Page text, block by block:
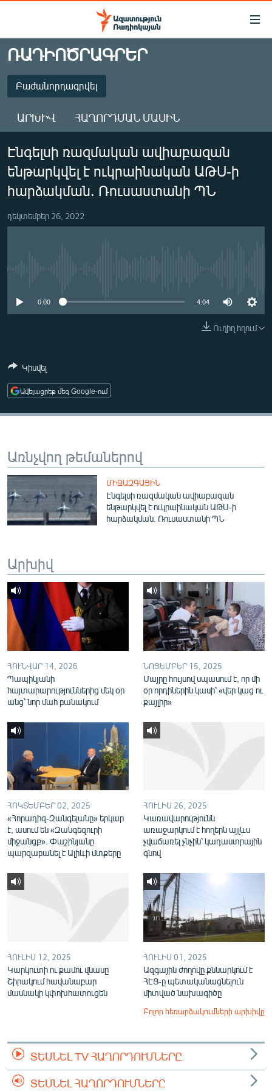
Մատչելիության
Անցնել
հիմնական
բովանդակությանը
Անցնել
մենյուին
Որոնում
ԱԶԱՏՈՒԹՅՈՒՆ TV
ՀԱՅԱՍՏԱՆ
ԸՆՏՐՈՒԹՅՈՒՆՆԵՐ 2026
ԻՐԱՎՈՒՆՔ
ՀԱՍԱՐԱԿՈՒԹՅՈՒՆ
ՏՆՏԵՍՈՒԹՅՈՒՆ
ՂԱՐԱԲԱՂ
ՄՇԱԿՈՒՅԹ
ՏՏ ԵՒ ԻՆՏԵՐՆԵՏ
ԿՈՐՈՆԱՎԻՐՈՒՍ
ԱՐԽԻՎ
ԲԱՆԱՎԵՃ
ՁԳՏԵԼՈՎ ԼԱՎԱԳՈՒՅՆԻՆ
ՓՈԴՔԱՍԹ
English
Русский
ՀԵՏԵՎԵՔ ՄԵԶ
«Ազատության» բոլոր կայքերը
ՌԱԴԻՈԾՐԱԳՐԵՐ
Բաժանորդագրվել
Բաժանորդագրվել
ԱՐԽԻՎ ՀԱՂՈՐԴՄԱՆ ՄԱՍԻՆ
Էնգելսի ռազմական ավիաբազան
ենթարկվել է ուկրաինական ԱԹՍ-ի
հարձակման. Ռուսաստանի ՊՆ
դեկտեմբեր 26, 2022
0:00 4:04
Ուղիղ հղում
Կիսվել
Ավելացրեք մեզ Google-ում
Առնչվող թեմաներով
ՄԻՋԱԶԳԱՅԻՆ
Էնգելսի ռազմական ավիաբազան
ենթարկվել է ուկրաինական ԱԹՍ-ի
հարձակման. Ռուսաստանի ՊՆ
Արխիվ
ՀՈՒՆՎԱՐ 14, 2026
Պապիկյանի
հայտարարություններից մեկ օր
անց՝ նոր մահ բանակում
ՆՈՅԵՄԲԵՐ 15, 2025
Մայրը հույսով սպասում է, որ մի
օր որդիներին կասի՝ «վեր կաց ու
քայլիր»
ՀՈԿՏԵՄԲԵՐ 02, 2025
«Հորադիզ-Զանգելանը» երկար
է, ասում են «Զանգեզուրի
միջանցք». Փաշինյանը
պարզաբանել է Ալիևի մտքերը
ՀՈՒԼԻՍ 26, 2025
Կառավարությունն
առաջարկում է հողերն այլևս
չվաճառել չնչին՝ կադաստրային
գնով
ՀՈՒԼԻՍ 12, 2025
Կարկուտի ու քամու վնասը
Շիրակում հավանաբար
մասնակի կփոխհատուցեն
ՀՈՒԼԻՍ 01, 2025
Ազգային ժողովը քննարկում է
ՀԷՑ-ը պետականացնելուն
միտված նախագիծը
Բոլոր հեռարձակումների արխիվը
ՏԵՍՆԵԼ TV ՀԱՂՈՐԴՈՒՄՆԵՐԸ
ՏԵՍՆԵԼ ՀԱՂՈՐԴՈՒՄՆԵՐԸ